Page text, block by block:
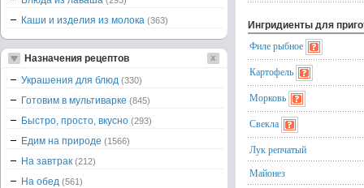
Ингридиенты для
Филе рыбное
Картофель
Морковь
Свекла
Лук репчатый
Майонез
Каши и изделия из молока (363)
Назначения рецептов
Украшения для блюд (330)
Готовим в мультиварке (845)
Быстро, просто, вкусно (293)
Едим на природе (1566)
На завтрак (212)
На обед (561)